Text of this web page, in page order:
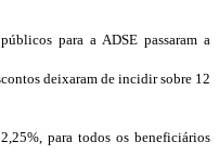
para a ADSE passaram a
deixaram de incidir sobre 12
para todos os beneficiários